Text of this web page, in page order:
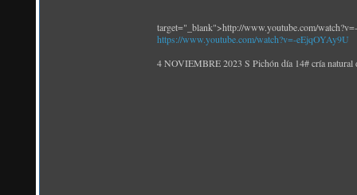
target="_blank">http://www.youtube.com/
https://www.youtube.com/watch?v=-eEjqOYAy9U
4 NOVIEMBRE 2023 S Pichón día 14# cría